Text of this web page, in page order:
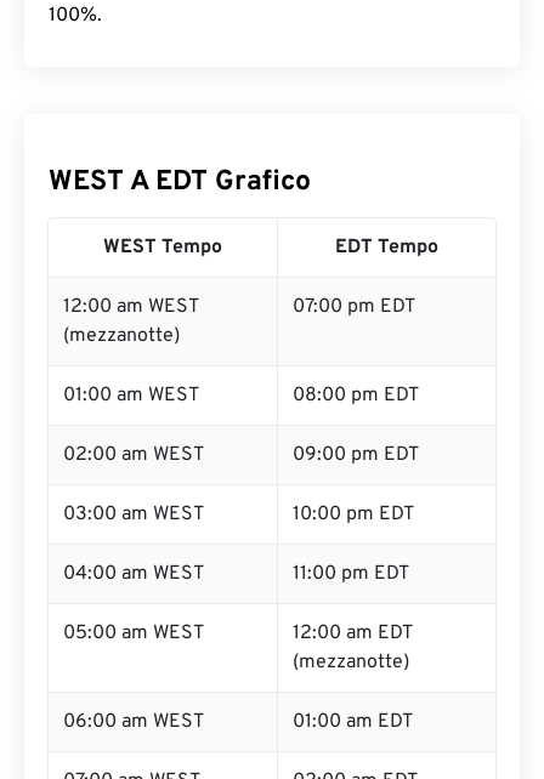
100%.
WEST A EDT Grafico
WEST Tempo EDT Tempo
12:00 am WEST
(mezzanotte)
07:00 pm EDT
01:00 am WEST 08:00 pm EDT
02:00 am WEST 09:00 pm EDT
03:00 am WEST 10:00 pm EDT
04:00 am WEST 11:00 pm EDT
05:00 am WEST
12:00 am EDT
(mezzanotte)
06:00 am WEST 01:00 am EDT